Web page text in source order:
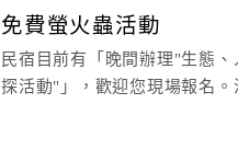
免費螢火蟲活動
民宿目前有「晚間辦理"生態、
探活動"」，歡迎您現場報名。